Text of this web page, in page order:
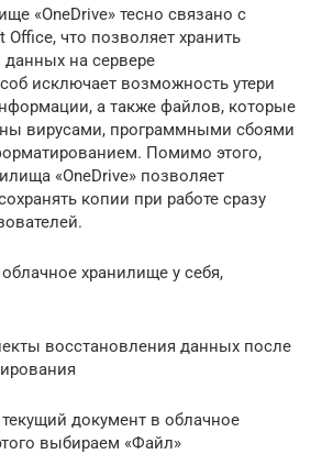
«OneDrive» тесно связано с
что позволяет хранить
на сервере
исключает возможность утери
а также файлов, которые
вирусами, программными сбоями
Помимо этого,
«OneDrive» позволяет
копии при работе сразу
хранилище у себя,
восстановления данных после
документ в облачное
выбираем «Файл»